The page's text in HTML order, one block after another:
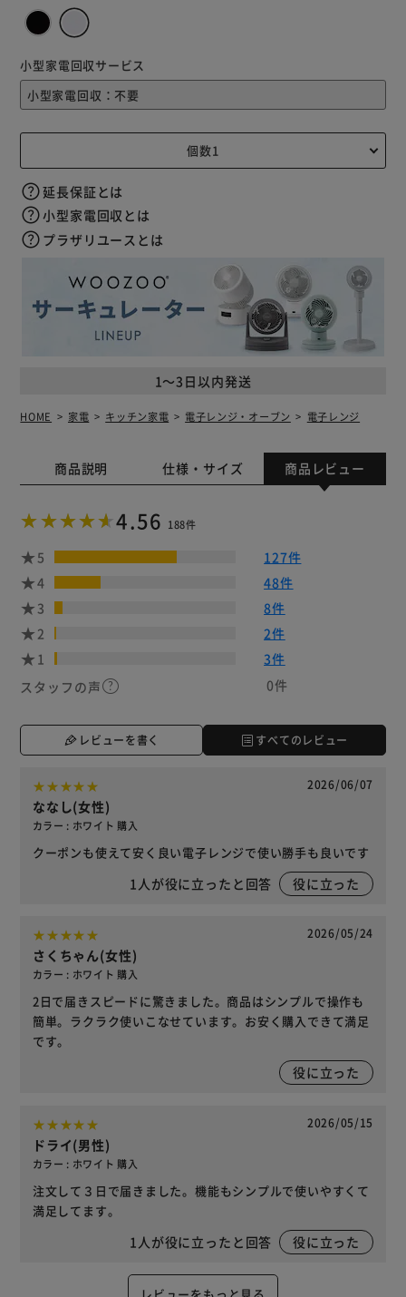
1～3日以内発送
小型家電回収サービス
延長保証とは
小型家電回収とは
プラザリユースとは
HOME 家電 キッチン家電 電子レンジ・オーブン 電子レンジ
商品説明 仕様・サイズ 商品レビュー
4.56 188件
5
127件
4
48件
3
8件
2
2件
1
3件
スタッフの声
0件
レビューを書く すべてのレビュー
2026/06/07
ななし(女性)
カラー : ホワイト 購入
クーポンも使えて安く良い電子レンジで使い勝手も良いです
1 人が役に立ったと回答 役に立った
2026/05/24
さくちゃん(女性)
カラー : ホワイト 購入
2日で届きスピードに驚きました。商品はシンプルで操作も
簡単。ラクラク使いこなせています。お安く購入できて満足
です。
役に立った
2026/05/15
ドライ(男性)
カラー : ホワイト 購入
注文して３日で届きました。機能もシンプルで使いやすくて
満足してます。
1 人が役に立ったと回答 役に立った